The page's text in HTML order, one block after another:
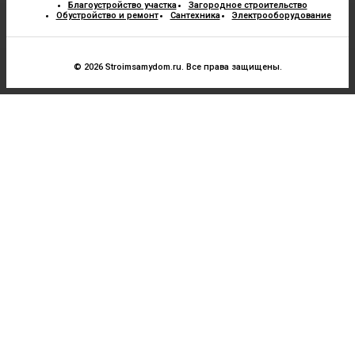
Благоустройство участка
Загородное строительство
Обустройство и ремонт
Сантехника Электрооборудование
© 2026 Stroimsamydom.ru. Все права защищены.